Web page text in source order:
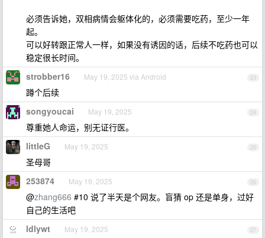
必须告诉她，双相病情会躯体化的，必须需要吃药，至少一年
起。
可以好转跟正常人一样，如果没有诱因的话，后续不吃药也可以
稳定很长时间。
23
strobber16 May 19, 2025 via Android
蹲个后续
24
songyoucai May 19, 2025
尊重她人命运，别无证行医。
25
littleG May 19, 2025
圣母哥
26
253874 May 19, 2025
@zhang666 #10 说了半天是个网友。盲猜 op 还是单身，过好
自己的生活吧
27
ldlywt May 19, 2025